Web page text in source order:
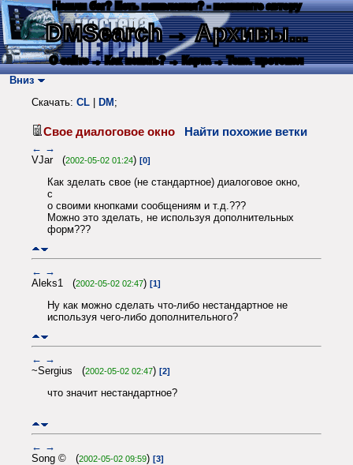
Нашли баг? Есть пожелания? - напишите автору
DMSearch→ Архивы...
О сайте → Как искать? → Карта → Текс. протокол
Вниз
Скачать: CL DM ;
Свое диалоговое окно Найти похожие ветки
← →
VJar (2002-05-02 01:24) [0]
Как зделать свое (не стандартное) диалоговое окно,
с
о своими кнопками сообщениям и т.д.???
Можно это зделать, не используя дополнительных
форм???
← →
Aleks1 (2002-05-02 02:47) [1]
Ну как можно сделать что-либо нестандартное не
используя чего-либо дополнительного?
← →
~Sergius (2002-05-02 02:47) [2]
что значит нестандартное?
← →
Song © (2002-05-02 09:59) [3]